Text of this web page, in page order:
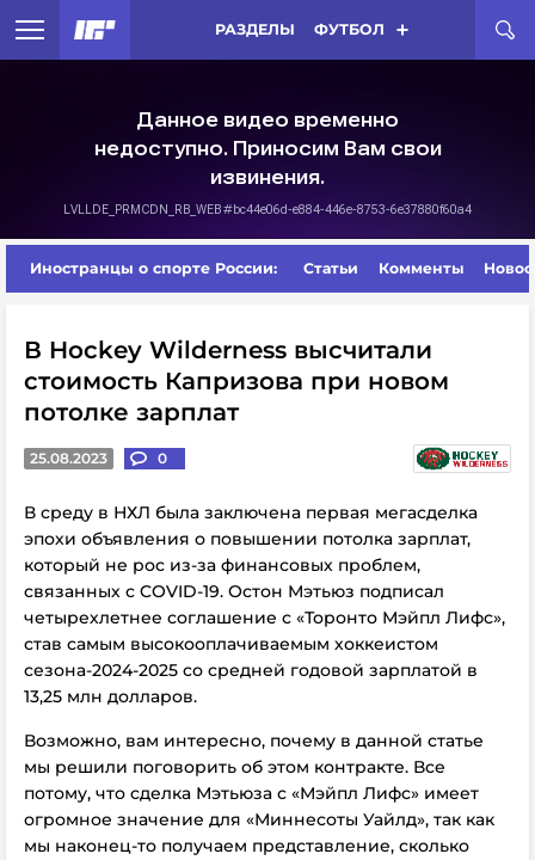
РАЗДЕЛЫ ФУТБОЛ
Иностранцы о спорте России: Статьи Комменты
В Hockey Wilderness высчитали
стоимость Капризова при новом
потолке зарплат
25.08.2023 0
В среду в НХЛ была заключена первая мегасделка
эпохи объявления о повышении потолка зарплат,
который не рос из-за финансовых проблем,
связанных с COVID-19. Остон Мэтьюз подписал
четырехлетнее соглашение с «Торонто Мэйпл Лифс»,
став самым высокооплачиваемым хоккеистом
сезона-2024-2025 со средней годовой зарплатой в
13,25 млн долларов.
Возможно, вам интересно, почему в данной статье
мы решили поговорить об этом контракте. Все
потому, что сделка Мэтьюза с «Мэйпл Лифс» имеет
огромное значение для «Миннесоты Уайлд», так как
мы наконец-то получаем представление, сколько